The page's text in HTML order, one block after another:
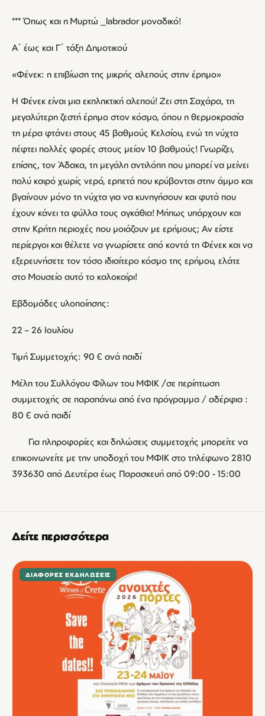
*** Όπως και η Μυρτώ _labrador μοναδικό!
A΄ έως και Γ΄ τάξη Δημοτικού
«Φένεκ: η επιβίωση της μικρής αλεπούς στην έρημο»
Η Φένεκ είναι μια εκπληκτική αλεπού! Ζει στη Σαχάρα, τη
μεγαλύτερη ζεστή έρημο στον κόσμο, όπου η θερμοκρασία
τη μέρα φτάνει στους 45 βαθμούς Κελσίου, ενώ τη νύχτα
πέφτει πολλές φορές στους μείον 10 βαθμούς! Γνωρίζει,
επίσης, τον Άδακα, τη μεγάλη αντιλόπη που μπορεί να μείνει
πολύ καιρό χωρίς νερό, ερπετά που κρύβονται στην άμμο και
βγαίνουν μόνο τη νύχτα για να κυνηγήσουν και φυτά που
έχουν κάνει τα φύλλα τους αγκάθια! Μήπως υπάρχουν και
στην Κρήτη περιοχές που μοιάζουν με ερήμους; Αν είστε
περίεργοι και θέλετε να γνωρίσετε από κοντά τη Φένεκ και να
εξερευνήσετε τον τόσο ιδιαίτερο κόσμο της ερήμου, ελάτε
στο Μουσείο αυτό το καλοκαίρι!
Εβδομάδες υλοποίησης:
22 – 26 Ιουλίου
Τιμή Συμμετοχής: 90 € ανά παιδί
Μέλη του Συλλόγου Φίλων του ΜΦΙΚ /σε περίπτωση
συμμετοχής σε παραπάνω από ένα πρόγραμμα / αδέρφια :
80 € ανά παιδί
Για πληροφορίες και δηλώσεις συμμετοχής μπορείτε να
επικοινωνείτε με την υποδοχή του ΜΦΙΚ στο τηλέφωνο 2810
393630 από Δευτέρα έως Παρασκευή από 09:00 - 15:00
Δείτε περισσότερα
ΔΙΆΦΟΡΕΣ ΕΚΔΗΛΏΣΕΙΣ